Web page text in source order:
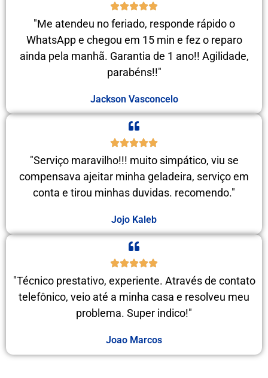
"Me atendeu no feriado, responde rápido o
WhatsApp e chegou em 15 min e fez o reparo
ainda pela manhã. Garantia de 1 ano!! Agilidade,
parabéns!!"
Jackson Vasconcelo
"Serviço maravilho!!! muito simpático, viu se
compensava ajeitar minha geladeira, serviço em
conta e tirou minhas duvidas. recomendo."
Jojo Kaleb
"Técnico prestativo, experiente. Através de contato
telefônico, veio até a minha casa e resolveu meu
problema. Super indico!"
Joao Marcos